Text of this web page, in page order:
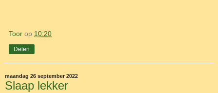
Toor op 10:20
Delen
maandag 26 september 2022
Slaap lekker